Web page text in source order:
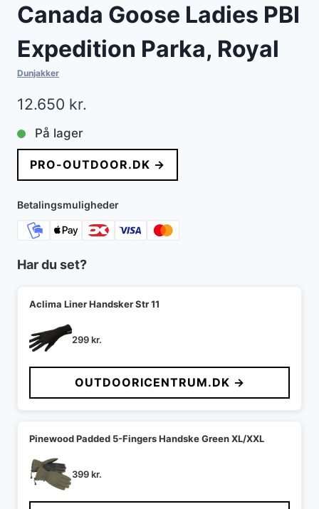
Canada Goose Ladies PBI
Expedition Parka, Royal
Dunjakker
12.650 kr.
På lager
PRO-OUTDOOR.DK →
Betalingsmuligheder
Har du set?
Aclima Liner Handsker Str 11
299kr.
OUTDOORICENTRUM.DK →
Pinewood Padded 5-Fingers Handske Green XL/XXL
399kr.